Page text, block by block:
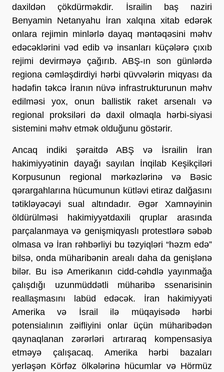
daxildən çökdürməkdir. İsrailin baş naziri
Benyamin Netanyahu İran xalqına xitab edərək
onlara rejimin minlərlə dayaq məntəqəsini məhv
edəcəklərini vəd edib və insanları küçələrə çıxıb
rejimi devirməyə çağırıb. ABŞ-ın son günlərdə
regiona cəmləşdirdiyi hərbi qüvvələrin miqyası da
hədəfin təkcə İranın nüvə infrastrukturunun məhv
edilməsi yox, onun ballistik raket arsenalı və
regional proksiləri də daxil olmaqla hərbi-siyasi
sistemini məhv etmək olduğunu göstərir.
Ancaq indiki şəraitdə ABŞ və İsrailin İran
hakimiyyətinin dayağı sayılan İnqilab Keşikçiləri
Korpusunun regional mərkəzlərinə və Bəsic
qərargahlarına hücumunun kütləvi etiraz dalğasını
tətikləyəcəyi sual altındadır. Əgər Xamnəyinin
öldürülməsi hakimiyyətdaxili qruplar arasında
parçalanmaya və genişmiqyaslı protestlərə səbəb
olmasa və İran rəhbərliyi bu təzyiqləri “həzm edə”
bilsə, onda müharibənin arealı daha da genişlənə
bilər. Bu isə Amerikanın cidd-cəhdlə yayınmağa
çalışdığı uzunmüddətli müharibə ssenarisinin
reallaşmasını labüd edəcək. İran hakimiyyəti
Amerika və İsrail ilə müqayisədə hərbi
potensialının zəifliyini onlar üçün müharibədən
qaynaqlanan zərərləri artıraraq kompensasiya
etməyə çalışacaq. Amerika hərbi bazaları
yerləşən Körfəz ölkələrinə hücumlar və Hörmüz